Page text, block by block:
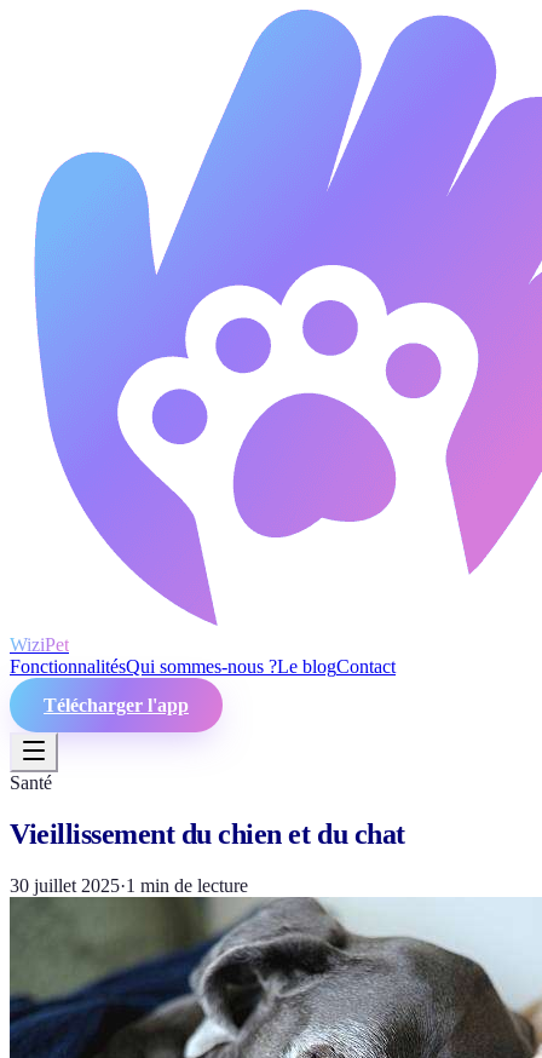
WiziPet
FonctionnalitésQui sommes-nous ?Le blogContact
Télécharger l'app
Santé
Vieillissement du chien et du chat
30 juillet 2025·1 min de lecture